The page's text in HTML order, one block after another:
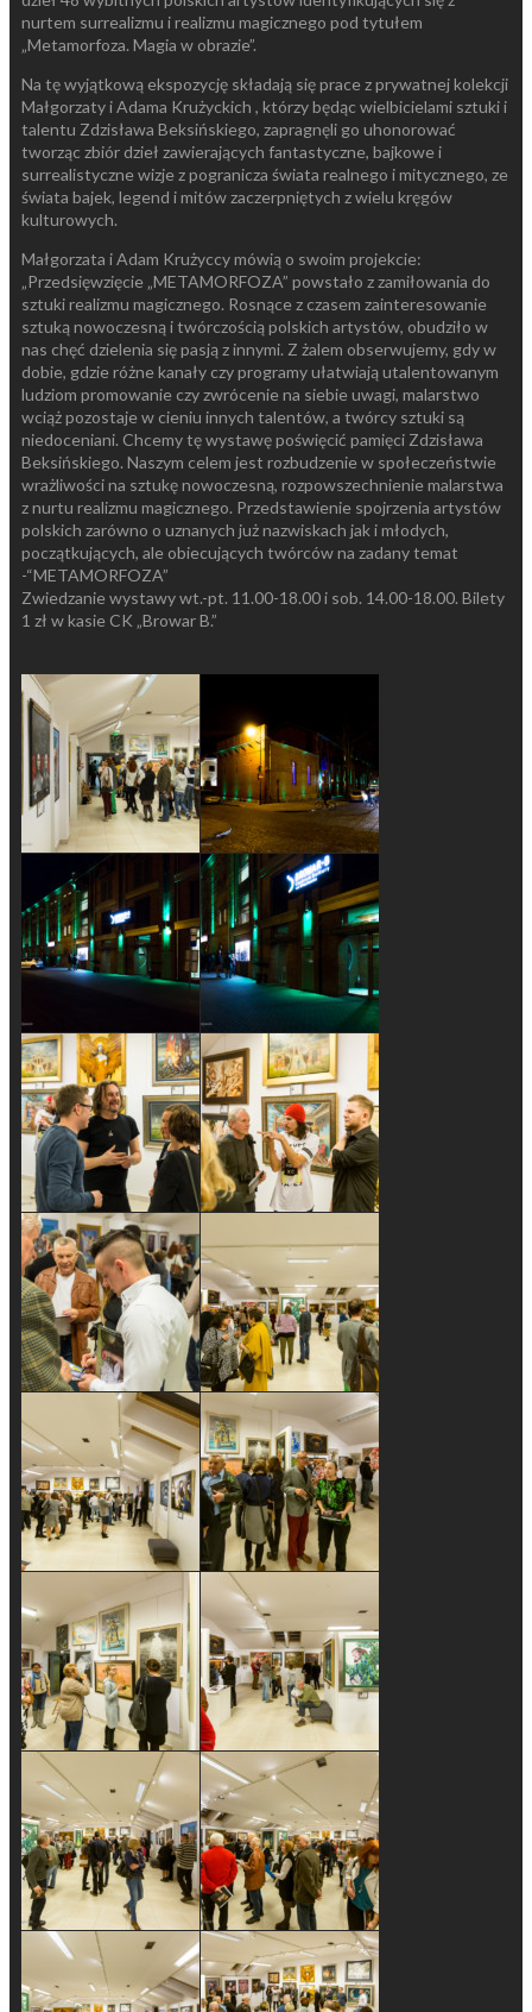
nurtem surrealizmu i realizmu magicznego pod tytułem
„Metamorfoza. Magia w obrazie”.
Na tę wyjątkową ekspozycję składają się prace z prywatnej kolekcji
Małgorzaty i Adama Krużyckich , którzy będąc wielbicielami sztuki i
talentu Zdzisława Beksińskiego, zapragnęli go uhonorować
tworząc zbiór dzieł zawierających fantastyczne, bajkowe i
surrealistyczne wizje z pogranicza świata realnego i mitycznego, ze
świata bajek, legend i mitów zaczerpniętych z wielu kręgów
kulturowych.
Małgorzata i Adam Krużyccy mówią o swoim projekcie:
„Przedsięwzięcie „METAMORFOZA” powstało z zamiłowania do
sztuki realizmu magicznego. Rosnące z czasem zainteresowanie
sztuką nowoczesną i twórczością polskich artystów, obudziło w
nas chęć dzielenia się pasją z innymi. Z żalem obserwujemy, gdy w
dobie, gdzie różne kanały czy programy ułatwiają utalentowanym
ludziom promowanie czy zwrócenie na siebie uwagi, malarstwo
wciąż pozostaje w cieniu innych talentów, a twórcy sztuki są
niedoceniani. Chcemy tę wystawę poświęcić pamięci Zdzisława
Beksińskiego. Naszym celem jest rozbudzenie w społeczeństwie
wrażliwości na sztukę nowoczesną, rozpowszechnienie malarstwa
z nurtu realizmu magicznego. Przedstawienie spojrzenia artystów
polskich zarówno o uznanych już nazwiskach jak i młodych,
początkujących, ale obiecujących twórców na zadany temat
-“METAMORFOZA”
Zwiedzanie wystawy wt.-pt. 11.00-18.00 i sob. 14.00-18.00. Bilety
1 zł w kasie CK „Browar B.”